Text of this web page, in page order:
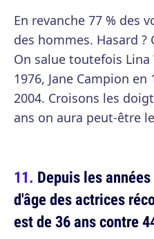
En revanche 77 % des
des hommes. Hasard ?
On salue toutefois
1976, Jane Campion
2004. Croisons les
ans on aura peut-être
Depuis les
d'âge des actrices
est de 36 ans contre